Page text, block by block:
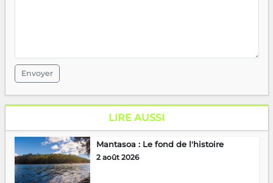
Envoyer
LIRE AUSSI
Mantasoa : Le fond de l'histoire
2 août 2026